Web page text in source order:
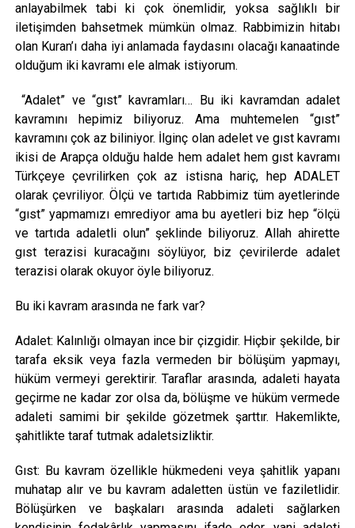
anlayabilmek tabi ki çok önemlidir, yoksa sağlıklı bir
iletişimden bahsetmek mümkün olmaz. Rabbimizin hitabı
olan Kuran’ı daha iyi anlamada faydasını olacağı kanaatinde
olduğum iki kavramı ele almak istiyorum.
“Adalet” ve “gıst” kavramları… Bu iki kavramdan adalet
kavramını hepimiz biliyoruz. Ama muhtemelen “gıst”
kavramını çok az biliniyor. İlginç olan adelet ve gıst kavramı
ikisi de Arapça olduğu halde hem adalet hem gıst kavramı
Türkçeye çevrilirken çok az istisna hariç, hep ADALET
olarak çevriliyor. Ölçü ve tartıda Rabbimiz tüm ayetlerinde
“gıst” yapmamızı emrediyor ama bu ayetleri biz hep “ölçü
ve tartıda adaletli olun” şeklinde biliyoruz. Allah ahirette
gıst terazisi kuracağını söylüyor, biz çevirilerde adalet
terazisi olarak okuyor öyle biliyoruz.
Bu iki kavram arasında ne fark var?
Adalet: Kalınlığı olmayan ince bir çizgidir. Hiçbir şekilde, bir
tarafa eksik veya fazla vermeden bir bölüşüm yapmayı,
hüküm vermeyi gerektirir. Taraflar arasında, adaleti hayata
geçirme ne kadar zor olsa da, bölüşme ve hüküm vermede
adaleti samimi bir şekilde gözetmek şarttır. Hakemlikte,
şahitlikte taraf tutmak adaletsizliktir.
Gıst: Bu kavram özellikle hükmedeni veya şahitlik yapanı
muhatap alır ve bu kavram adaletten üstün ve faziletlidir.
Bölüşürken ve başkaları arasında adaleti sağlarken